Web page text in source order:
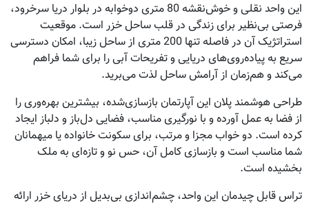
این واحد نقلی و خوش‌نقشه 80 متری دوخوابه در بلوار دریا سرخرود،
فرصتی بی‌نظیر برای زندگی در قلب ساحل خزر است. موقعیت
استراتژیک آن در فاصله تنها 200 متری از ساحل زیبا، امکان دسترسی
سریع به پیاده‌روی‌های دریایی و تفریحات آبی را برای شما فراهم
می‌کند و هم‌زمان از آرامش ساحل لذت می‌برید.
طراحی هوشمند پلان این آپارتمان بازسازی‌شده، بیشترین بهره‌وری را
از فضا به عمل آورده و با نورگیری مناسب، فضایی دل‌باز و دلباز ایجاد
کرده است. دو خواب مجزا و مرتب، برای سکونت خانواده یا میهمانان
شما مناسب است و بازسازی کامل آن، حس نو و تازه‌ای به ملک
بخشیده است.
تراس قابل چیدمان این واحد، چشم‌اندازی بی‌بدیل از دریای خزر ارائه